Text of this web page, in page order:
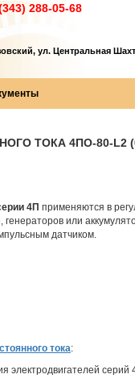
288-05-68
ул. Центральная
ТОКА 4ПО-80-L2
4П применяются в
или
датчиком.
тока:
электродвигателей